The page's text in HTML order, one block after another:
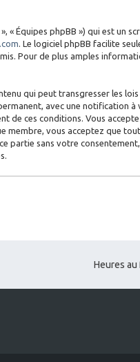
« Équipes phpBB ») qui est un
. Le logiciel phpBB facilite
Pour de plus amples
qui peut transgresser les
avec une notification à
de ces conditions. Vous
membre, vous acceptez que
partie sans votre consentement,
Heures